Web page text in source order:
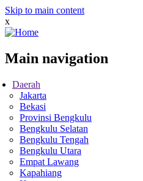
Skip to main content
x
Main navigation
Daerah
Jakarta
Bekasi
Provinsi Bengkulu
Bengkulu Selatan
Bengkulu Tengah
Bengkulu Utara
Empat Lawang
Kapahiang